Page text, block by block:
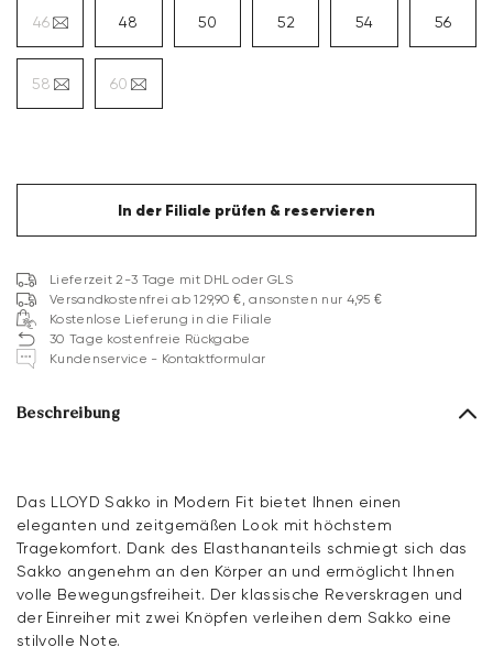
46 48 50 52 54 56
58 60
In der Filiale prüfen & reservieren
Lieferzeit 2-3 Tage mit DHL oder GLS
Versandkostenfrei ab 129,90 €, ansonsten nur 4,95 €
Kostenlose Lieferung in die Filiale
30 Tage kostenfreie Rückgabe
Kundenservice - Kontaktformular
Beschreibung
Das LLOYD Sakko in Modern Fit bietet Ihnen einen
eleganten und zeitgemäßen Look mit höchstem
Tragekomfort. Dank des Elasthananteils schmiegt sich das
Sakko angenehm an den Körper an und ermöglicht Ihnen
volle Bewegungsfreiheit. Der klassische Reverskragen und
der Einreiher mit zwei Knöpfen verleihen dem Sakko eine
stilvolle Note.